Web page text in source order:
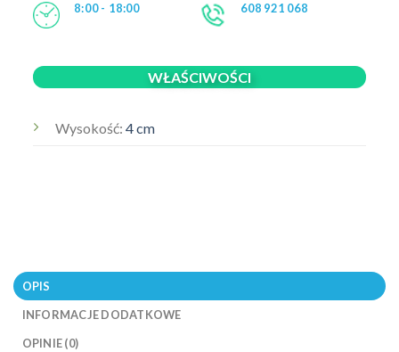
8:00 - 18:00 608 921 068
WŁAŚCIWOŚCI
Wysokość:4 cm
OPIS
INFORMACJE DODATKOWE
OPINIE (0)